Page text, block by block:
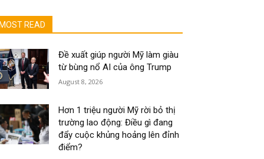
MOST READ
Đề xuất giúp người Mỹ làm giàu
từ bùng nổ AI của ông Trump
August 8, 2026
Hơn 1 triệu người Mỹ rời bỏ thị
trường lao động: Điều gì đang
đẩy cuộc khủng hoảng lên đỉnh
điểm?